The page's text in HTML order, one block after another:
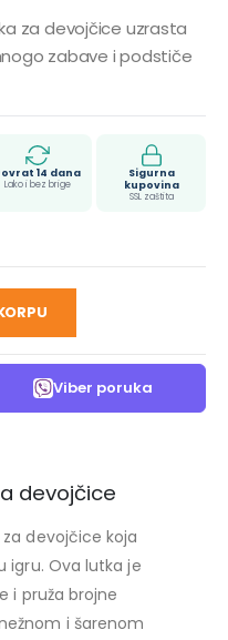
za devojčice uzrasta
zabave i podstiče
14 dana
Lako i bez brige
Sigurna
kupovina
SSL zaštita
Viber poruka
devojčice
devojčice koja
igru. Ova lutka je
i pruža brojne
i šarenom